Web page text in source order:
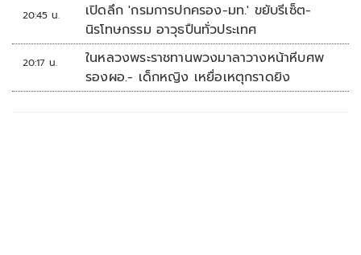
20:45 น.
เปิดลึก 'กรมการปกครอง-มท.' ขยับรีเซ็ต-
นิรโทษกรรม อาวุธปืนทั่วประเทศ
20:17 น.
ในหลวงพระราชทานพวงมาลาวางหน้าหีบศพ
รองผอ.- เด็กหญิง เหยื่อเหตุกราดยิง